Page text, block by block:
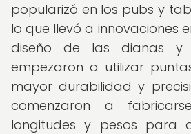
popularizó en los pubs y
lo que llevó a innovaciones
diseño de las dianas y
empezaron a utilizar
mayor durabilidad y
comenzaron a
longitudes y pesos para